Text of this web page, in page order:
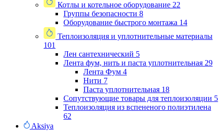
Котлы и котельное оборудование 22
Группы безопасности 8
Оборудование быстрого монтажа 14
Теплоизоляция и уплотнительные материалы
101
Лен сантехнический 5
Лента фум, нить и паста уплотнительная 29
Лента Фум 4
Нити 7
Паста уплотнительная 18
Сопутствующие товары для теплоизоляции 5
Теплоизоляция из вспененого полиэтилена
62
Aksiya